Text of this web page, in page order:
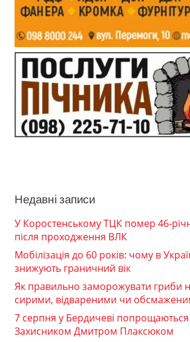
Недавні записи
У Коростенському ТЦК помер 46-
після проходження ВЛК
Мобілізація до 60 років: чому в
знижують граничний вік
Як правильно заморожувати гриби
сирими, відвареними чи
7 серпня у Бердичеві попрощаються
Захисником Дмитром Плаксюком